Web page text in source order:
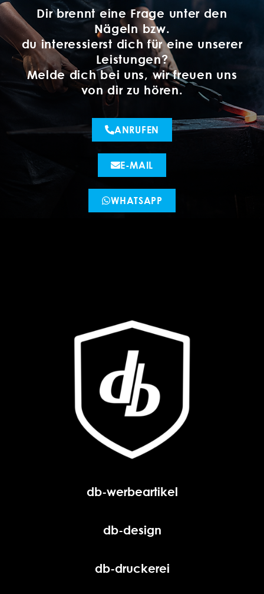
Dir brennt eine Frage unter den
Nägeln bzw.
du interessierst dich für eine unserer
Leistungen?
Melde dich bei uns, wir freuen uns
von dir zu hören.
ANRUFEN
E-MAIL
WHATSAPP
db-werbeartikel
db-design
db-druckerei